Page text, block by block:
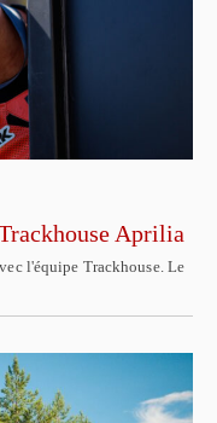
Aprilia
l'équipe Trackhouse. Le